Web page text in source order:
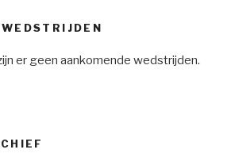
er geen aankomende wedstrijden.